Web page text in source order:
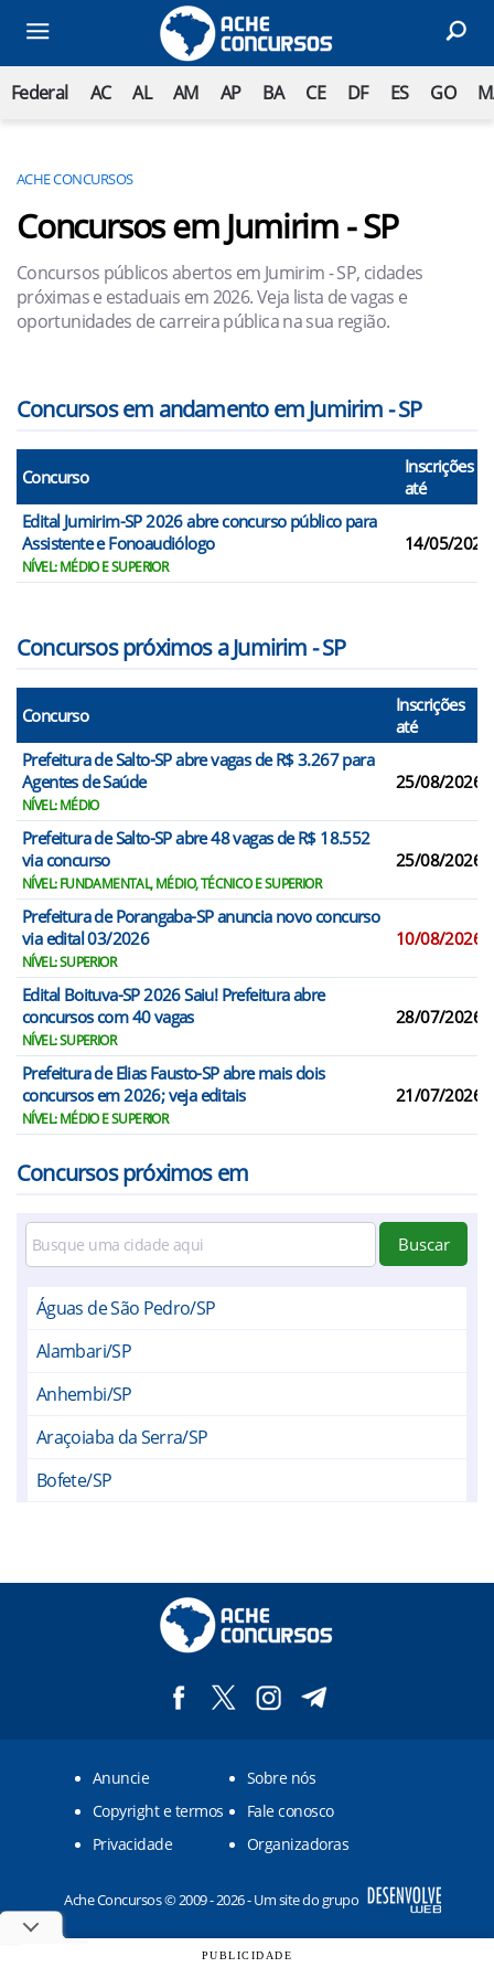
Federal AC AL AM AP BA CE DF ES GO
ACHE CONCURSOS
Concursos em Jumirim - SP
Concursos públicos abertos em Jumirim - SP, cidades
próximas e estaduais em 2026. Veja lista de vagas e
oportunidades de carreira pública na sua região.
Concursos em andamento em Jumirim - SP
Concurso
Inscrições
até
Edital Jumirim-SP 2026 abre concurso público para
Assistente e Fonoaudiólogo
NÍVEL: MÉDIO E SUPERIOR
14/05/2026
Concursos próximos a Jumirim - SP
Concurso
Inscrições
até
Prefeitura de Salto-SP abre vagas de R$ 3.267 para
Agentes de Saúde
NÍVEL: MÉDIO
25/08/2026
Prefeitura de Salto-SP abre 48 vagas de R$ 18.552
via concurso
NÍVEL: FUNDAMENTAL, MÉDIO, TÉCNICO E SUPERIOR
25/08/2026
Prefeitura de Porangaba-SP anuncia novo concurso
via edital 03/2026
NÍVEL: SUPERIOR
10/08/2026
Edital Boituva-SP 2026 Saiu! Prefeitura abre
concursos com 40 vagas
NÍVEL: SUPERIOR
28/07/2026
Prefeitura de Elias Fausto-SP abre mais dois
concursos em 2026; veja editais
NÍVEL: MÉDIO E SUPERIOR
21/07/2026
Concursos próximos em
Buscar
Águas de São Pedro/SP
Alambari/SP
Anhembi/SP
Araçoiaba da Serra/SP
Bofete/SP
Elias Fausto/SP
Guareí/SP
Iperó/SP
Anuncie
Sobre nós
Copyright e termos
Fale conosco
Privacidade
Organizadoras
Ache Concursos © 2009 - 2026 - Um site do grupo
PUBLICIDADE